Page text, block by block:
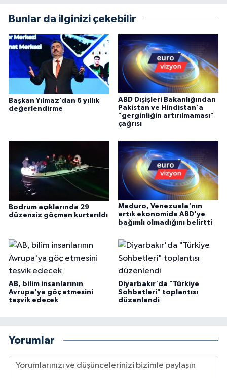
Bunlar da ilginizi çekebilir
Başkan Yılmaz’dan 6 yıllık
değerlendirme
ABD Dışişleri Bakanlığından
Pakistan ve Hindistan'a
"gerginliğin artırılmaması"
çağrısı
Bodrum açıklarında 29
düzensiz göçmen kurtarıldı
Maduro, Venezuela'nın
artık ekonomide ABD'ye
bağımlı olmadığını belirtti
AB, bilim insanlarının
Avrupa'ya göç etmesini
teşvik edecek
Diyarbakır'da "Türkiye
Sohbetleri" toplantısı
düzenlendi
Yorumlar